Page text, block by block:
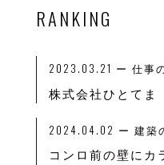
RANKING
2023.03.21 ー 仕事
株式会社ひとてま
2024.04.02 ー 建築
コンロ前の壁にカ